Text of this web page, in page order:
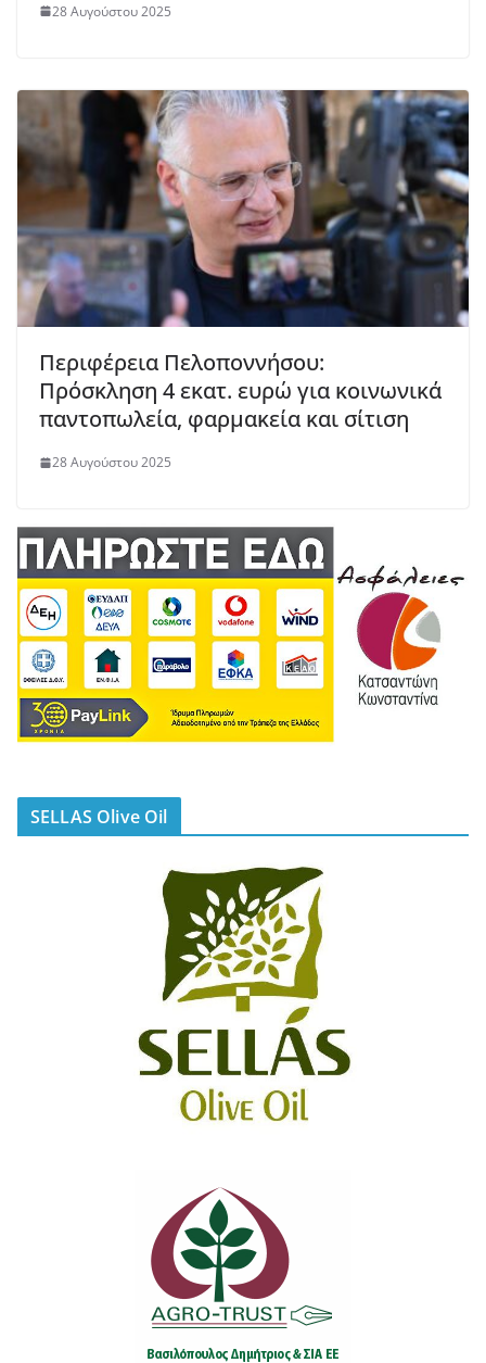
28 Αυγούστου 2025
Περιφέρεια Πελοποννήσου:
Πρόσκληση 4 εκατ. ευρώ για κοινωνικά
παντοπωλεία, φαρμακεία και σίτιση
28 Αυγούστου 2025
SELLAS Olive Oil